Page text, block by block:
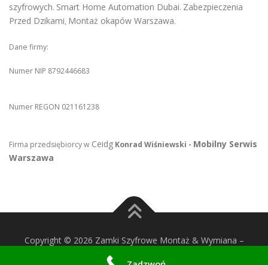
szyfrowych. Smart Home Automation Dubai. Zabezpieczenia
Przed Dzikami, Montaż okapów Warszawa.
Dane firmy:
Numer NIP 8792446683
Numer REGON 021161238
Firma przedsiębiorcy w Ceidg Konrad Wiśniewski - Mobilny Serwis
Warszawa
Copyright © 2026 Zamki Szyfrowe Montaż & Wymiana –
theme by FameThemes